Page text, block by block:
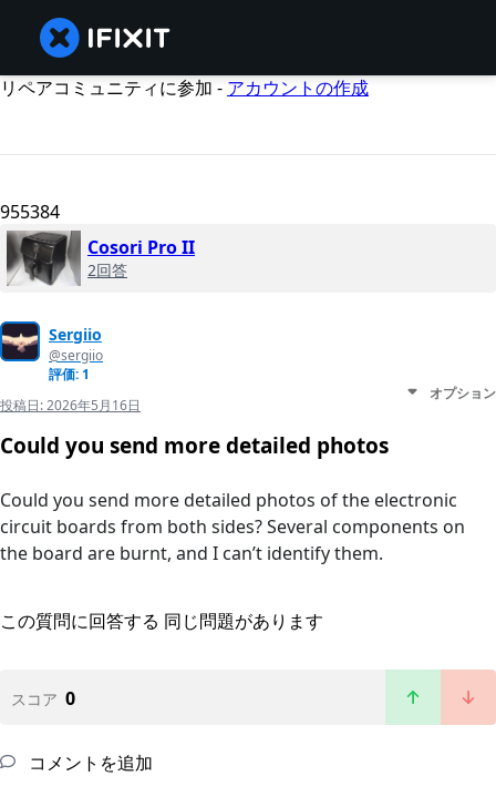
リペアコミュニティに参加 - アカウントの作成
955384
Cosori Pro II
2回答
Sergiio
@sergiio
評価: 1
投稿日:2026年5月16日
オプション
Could you send more detailed photos
Could you send more detailed photos of the electronic
circuit boards from both sides? Several components on
the board are burnt, and I can’t identify them.
この質問に回答する 同じ問題があります
スコア 0
コメントを追加